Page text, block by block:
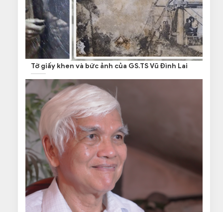
Tờ giấy khen và bức ảnh của GS.TS Vũ Đình Lai